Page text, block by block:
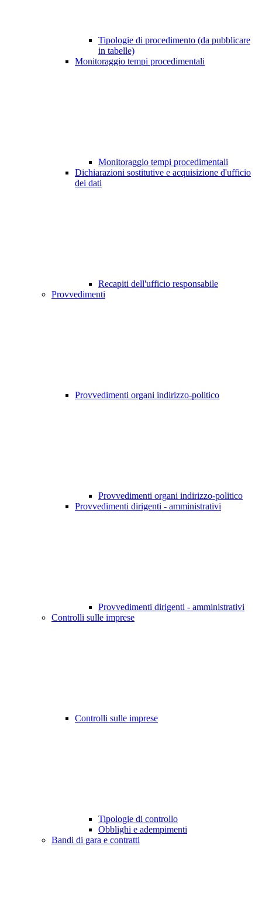
Tipologie di procedimento (da pubblicare
in tabelle)
Monitoraggio tempi procedimentali
Monitoraggio tempi procedimentali
Dichiarazioni sostitutive e acquisizione d'ufficio
dei dati
Recapiti dell'ufficio responsabile
Provvedimenti
Provvedimenti organi indirizzo-politico
Provvedimenti organi indirizzo-politico
Provvedimenti dirigenti - amministrativi
Provvedimenti dirigenti - amministrativi
Controlli sulle imprese
Controlli sulle imprese
Tipologie di controllo
Obblighi e adempimenti
Bandi di gara e contratti